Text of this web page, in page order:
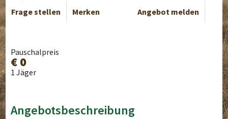
Frage stellen
Merken Angebot melden
Pauschalpreis
€ 0
1 Jäger
Angebotsbeschreibung